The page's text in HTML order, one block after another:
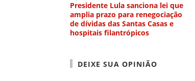
Presidente Lula sanciona lei que
amplia prazo para renegociação
de dívidas das Santas Casas e
hospitais filantrópicos
DEIXE SUA OPINIÃO